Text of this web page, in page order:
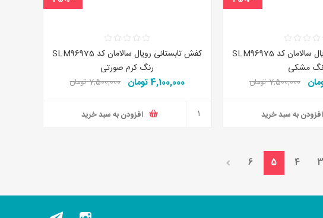
کفش تابستانی رویال سالامان کد SLM96975
مشکی
7,500,000 تومان
افزودن به سبد خرید
کفش تابستانی رویال سالامان کد SLM96975
رنگ کرم صورتی
4,100,000 تومان 7,500,000 تومان
افزودن به سبد خرید
3
4
5
6